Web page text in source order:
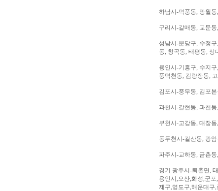
하남시-덕풍동, 망월
구리시-갈매동, 교문
성남시-분당구, 수정
동, 창곡동, 태평동, 상
용인시-기흥구, 수지
풍덕천동, 김량장동,
김포시-풍무동, 김포
과천시-갈현동, 과천
부천시-고강동, 대장
동두천시-걸산동, 광
파주시-교하동, 금촌
경기 광주시-퇴촌면,
용인시,오산,화성,군
제구,영도구,해운대구